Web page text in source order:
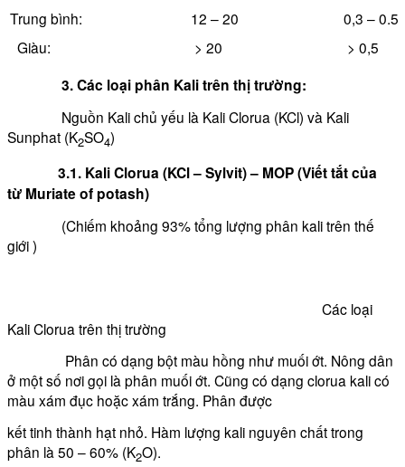
Trung bình: 12 – 20
0,3 – 0.5
Giàu:
> 20 > 0,5
3. Các loại phân Kali trên thị trường:
Nguồn Kali chủ yếu là Kali Clorua (KCl) và Kali
Sunphat (K2SO4)
3.1. Kali Clorua (KCl – Sylvit)– MOP (Viết tắt của
từ Muriate of potash)
(Chiếm khoảng 93% tổng lượng phân kali trên thế
giới )
Các loại
Kali Clorua trên thị trường
Phân có dạng bột màu hồng như muối ớt. Nông dân
ở một số nơi gọi là phân muối ớt. Cũng có dạng clorua kali có
màu xám đục hoặc xám trắng. Phân được
kết tinh thành hạt nhỏ. Hàm lượng kali nguyên chất trong
phân là 50 – 60% (K2O).